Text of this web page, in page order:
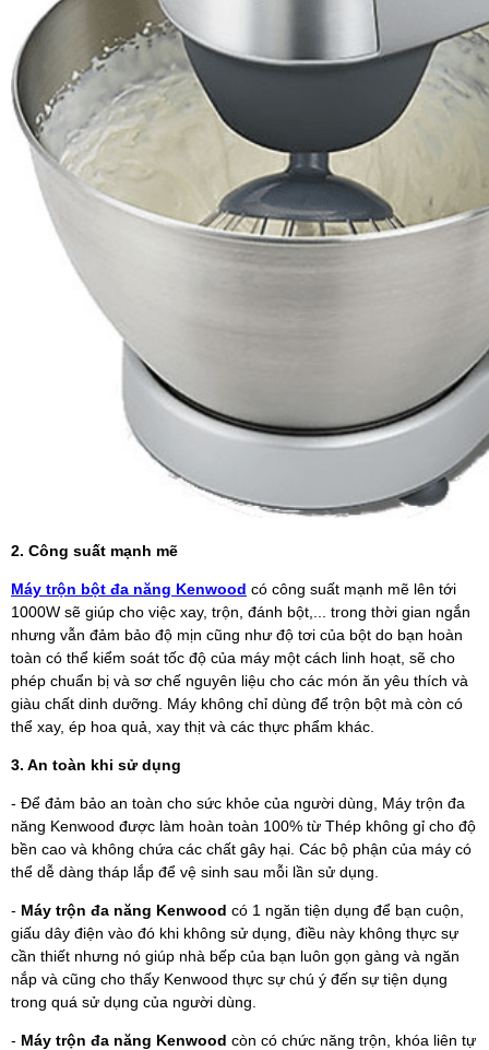
2. Công suất mạnh mẽ
Máy trộn bột đa năng Kenwood có công suất mạnh mẽ lên tới
1000W sẽ giúp cho việc xay, trộn, đánh bột,... trong thời gian ngắn
nhưng vẫn đảm bảo độ mịn cũng như độ tơi của bột do bạn hoàn
toàn có thể kiểm soát tốc độ của máy một cách linh hoạt, sẽ cho
phép chuẩn bị và sơ chế nguyên liệu cho các món ăn yêu thích và
giàu chất dinh dưỡng. Máy không chỉ dùng để trộn bột mà còn có
thể xay, ép hoa quả, xay thịt và các thực phẩm khác.
3. An toàn khi sử dụng
- Để đảm bảo an toàn cho sức khỏe của người dùng, Máy trộn đa
năng Kenwood được làm hoàn toàn 100% từ Thép không gỉ cho độ
bền cao và không chứa các chất gây hại. Các bộ phận của máy có
thể dễ dàng tháp lắp để vệ sinh sau mỗi lần sử dụng.
- Máy trộn đa năng Kenwood có 1 ngăn tiện dụng để bạn cuộn,
giấu dây điện vào đó khi không sử dụng, điều này không thực sự
cần thiết nhưng nó giúp nhà bếp của bạn luôn gọn gàng và ngăn
nắp và cũng cho thấy Kenwood thực sự chú ý đến sự tiện dụng
trong quá sử dụng của người dùng.
- Máy trộn đa năng Kenwood còn có chức năng trộn, khóa liên tự